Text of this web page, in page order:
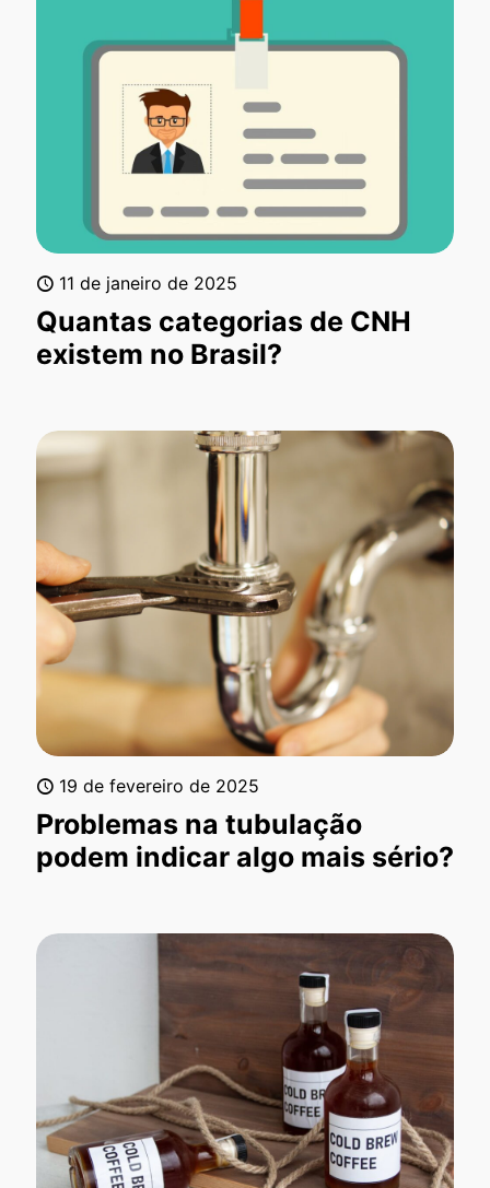
11 de janeiro de 2025
Quantas categorias de CNH
existem no Brasil?
19 de fevereiro de 2025
Problemas na tubulação
podem indicar algo mais sério?